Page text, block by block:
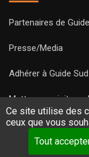
Ce site utilise des
ceux que vous
Tout
Partenaires de
Presse/Media
Adhérer à Guide
Mettre une visite